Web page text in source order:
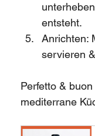
entsteht.
Anrichten:
servieren
Perfetto &
mediterrane